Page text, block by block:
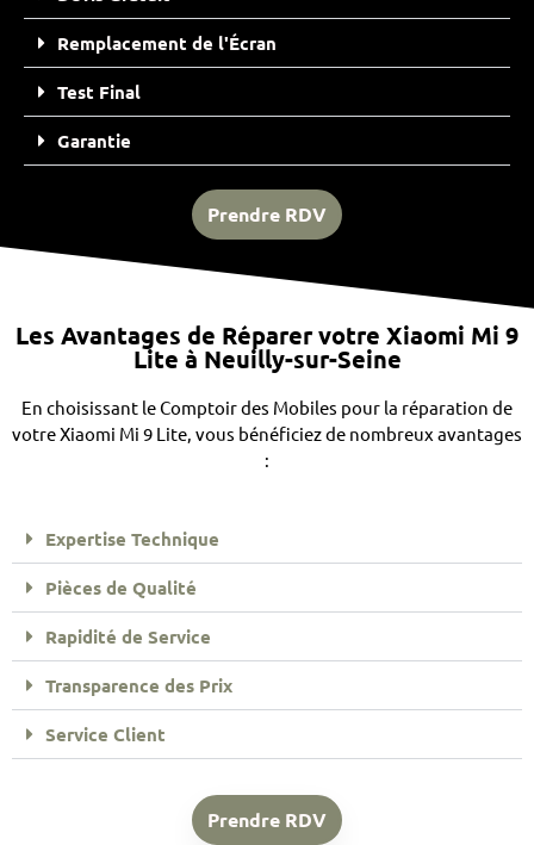
Remplacement de l'Écran
Test Final
Garantie
Prendre RDV
Les Avantages de Réparer votre Xiaomi Mi 9
Lite à Neuilly-sur-Seine
En choisissant le Comptoir des Mobiles pour la réparation de
votre Xiaomi Mi 9 Lite, vous bénéficiez de nombreux avantages
:
Expertise Technique
Pièces de Qualité
Rapidité de Service
Transparence des Prix
Service Client
Prendre RDV